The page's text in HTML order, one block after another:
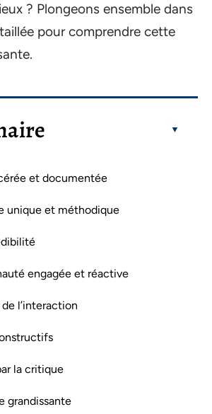
? Plongeons ensemble dans
pour comprendre cette
et documentée
unique et méthodique
engagée et réactive
l’interaction
la critique
grandissante